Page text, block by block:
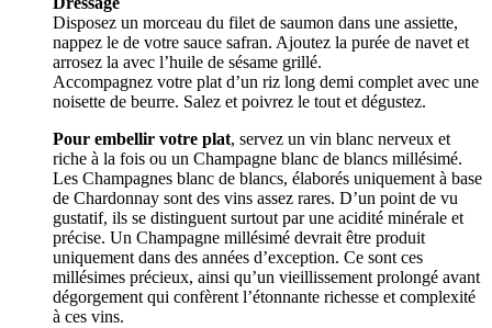
Disposez un morceau du filet de saumon dans une assiette,
nappez le de votre sauce safran. Ajoutez la purée de navet et
arrosez la avec l’huile de sésame grillé.
Accompagnez votre plat d’un riz long demi complet avec une
noisette de beurre. Salez et poivrez le tout et dégustez.
Pour embellir votre plat, servez un vin blanc nerveux et
riche à la fois ou un Champagne blanc de blancs millésimé.
Les Champagnes blanc de blancs, élaborés uniquement à base
de Chardonnay sont des vins assez rares. D’un point de vu
gustatif, ils se distinguent surtout par une acidité minérale et
précise. Un Champagne millésimé devrait être produit
uniquement dans des années d’exception. Ce sont ces
millésimes précieux, ainsi qu’un vieillissement prolongé avant
dégorgement qui confèrent l’étonnante richesse et complexité
à ces vins.